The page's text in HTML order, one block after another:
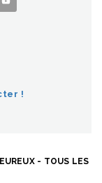
!
- TOUS LES